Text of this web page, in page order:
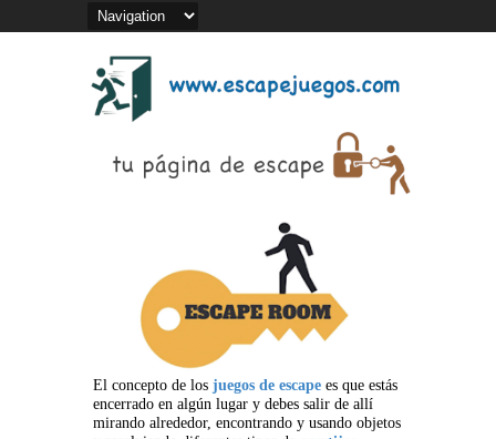
El concepto de los juegos de escape es que estás
encerrado en algún lugar y debes salir de allí
mirando alrededor, encontrando y usando objetos